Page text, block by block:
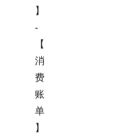
】
-
【
消
费
账
单
】